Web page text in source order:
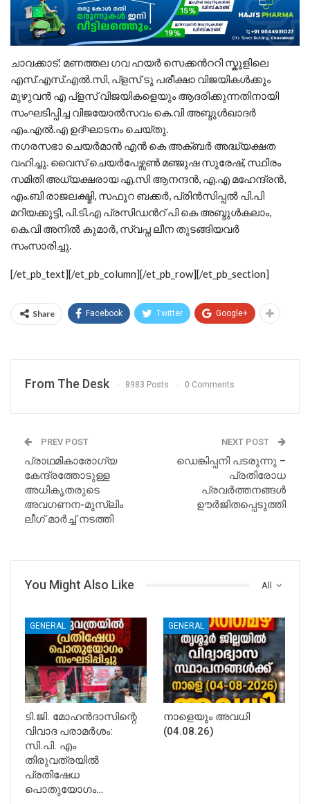
ചാവക്കാട്: മണത്തല ഗവ ഹയർ സെക്കൻററി സ്കൂളിലെ
എസ്.എസ്.എൽ.സി, പ്ളസ് ടു പരീക്ഷാ വിജയികൾക്കും
മുഴുവൻ എ പ്ളസ് വിജയികളെയും ആദരിക്കുന്നതിനായി
സംഘടിപ്പിച്ച വിജയോൽസവം കെ.വി അബ്ദുൾഖാദർ
എം.എൽ.എ ഉദ്ഘാടനം ചെയ്തു.
നഗരസഭാ ചെയർമാൻ എൻ കെ അക്ബർ അദ്ധ്യക്ഷത
വഹിച്ചു. വൈസ് ചെയർപേഴ്സൺ മഞ്ജുഷ സുരേഷ്, സ്ഥിരം
സമിതി അധ്യക്ഷരായ എ.സി ആനന്ദൻ, എ.എ മഹേന്ദ്രൻ,
എം.ബി രാജലക്ഷ്മി, സഫൂറ ബക്കർ, പ്രിൻസിപ്പൽ പി.പി
മറിയക്കുട്ടി, പി.ടി.എ പ്രസിഡൻറ് പി കെ അബ്ദുൾകലാം,
കെ.വി അനിൽ കുമാർ, സ്വപ്ന ലീന തുടങ്ങിയവർ
സംസാരിച്ചു.
[/et_pb_text][/et_pb_column][/et_pb_row][/et_pb_section]
Share Facebook Twitter Google+
From The Desk 8983 Posts 0 Comments
PREV POST
പ്രാഥമികാരോഗ്യ
കേന്ദ്രത്തോടുള്ള
അധികൃതരുടെ
അവഗണന-മുസ്ലിം
ലീഗ് മാര്‍ച്ച് നടത്തി
NEXT POST
ഡെങ്കിപ്പനി പടരുന്നു –
പ്രതിരോധ
പ്രവര്‍ത്തനങ്ങള്‍
ഊര്‍ജിതപ്പെടുത്തി
All
You Might Also Like
GENERAL
ടി.ജി. മോഹൻദാസിന്റെ
വിവാദ പരാമർശം:
സി.പി. എം
തിരുവത്രയിൽ
പ്രതിഷേധ
പൊതുയോഗം…
GENERAL
നാളെയും അവധി
(04.08.26)